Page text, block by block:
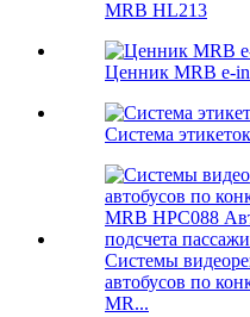
MRB HL213
Ценник MRB e-
Система
Системы
автобусов по
MR...